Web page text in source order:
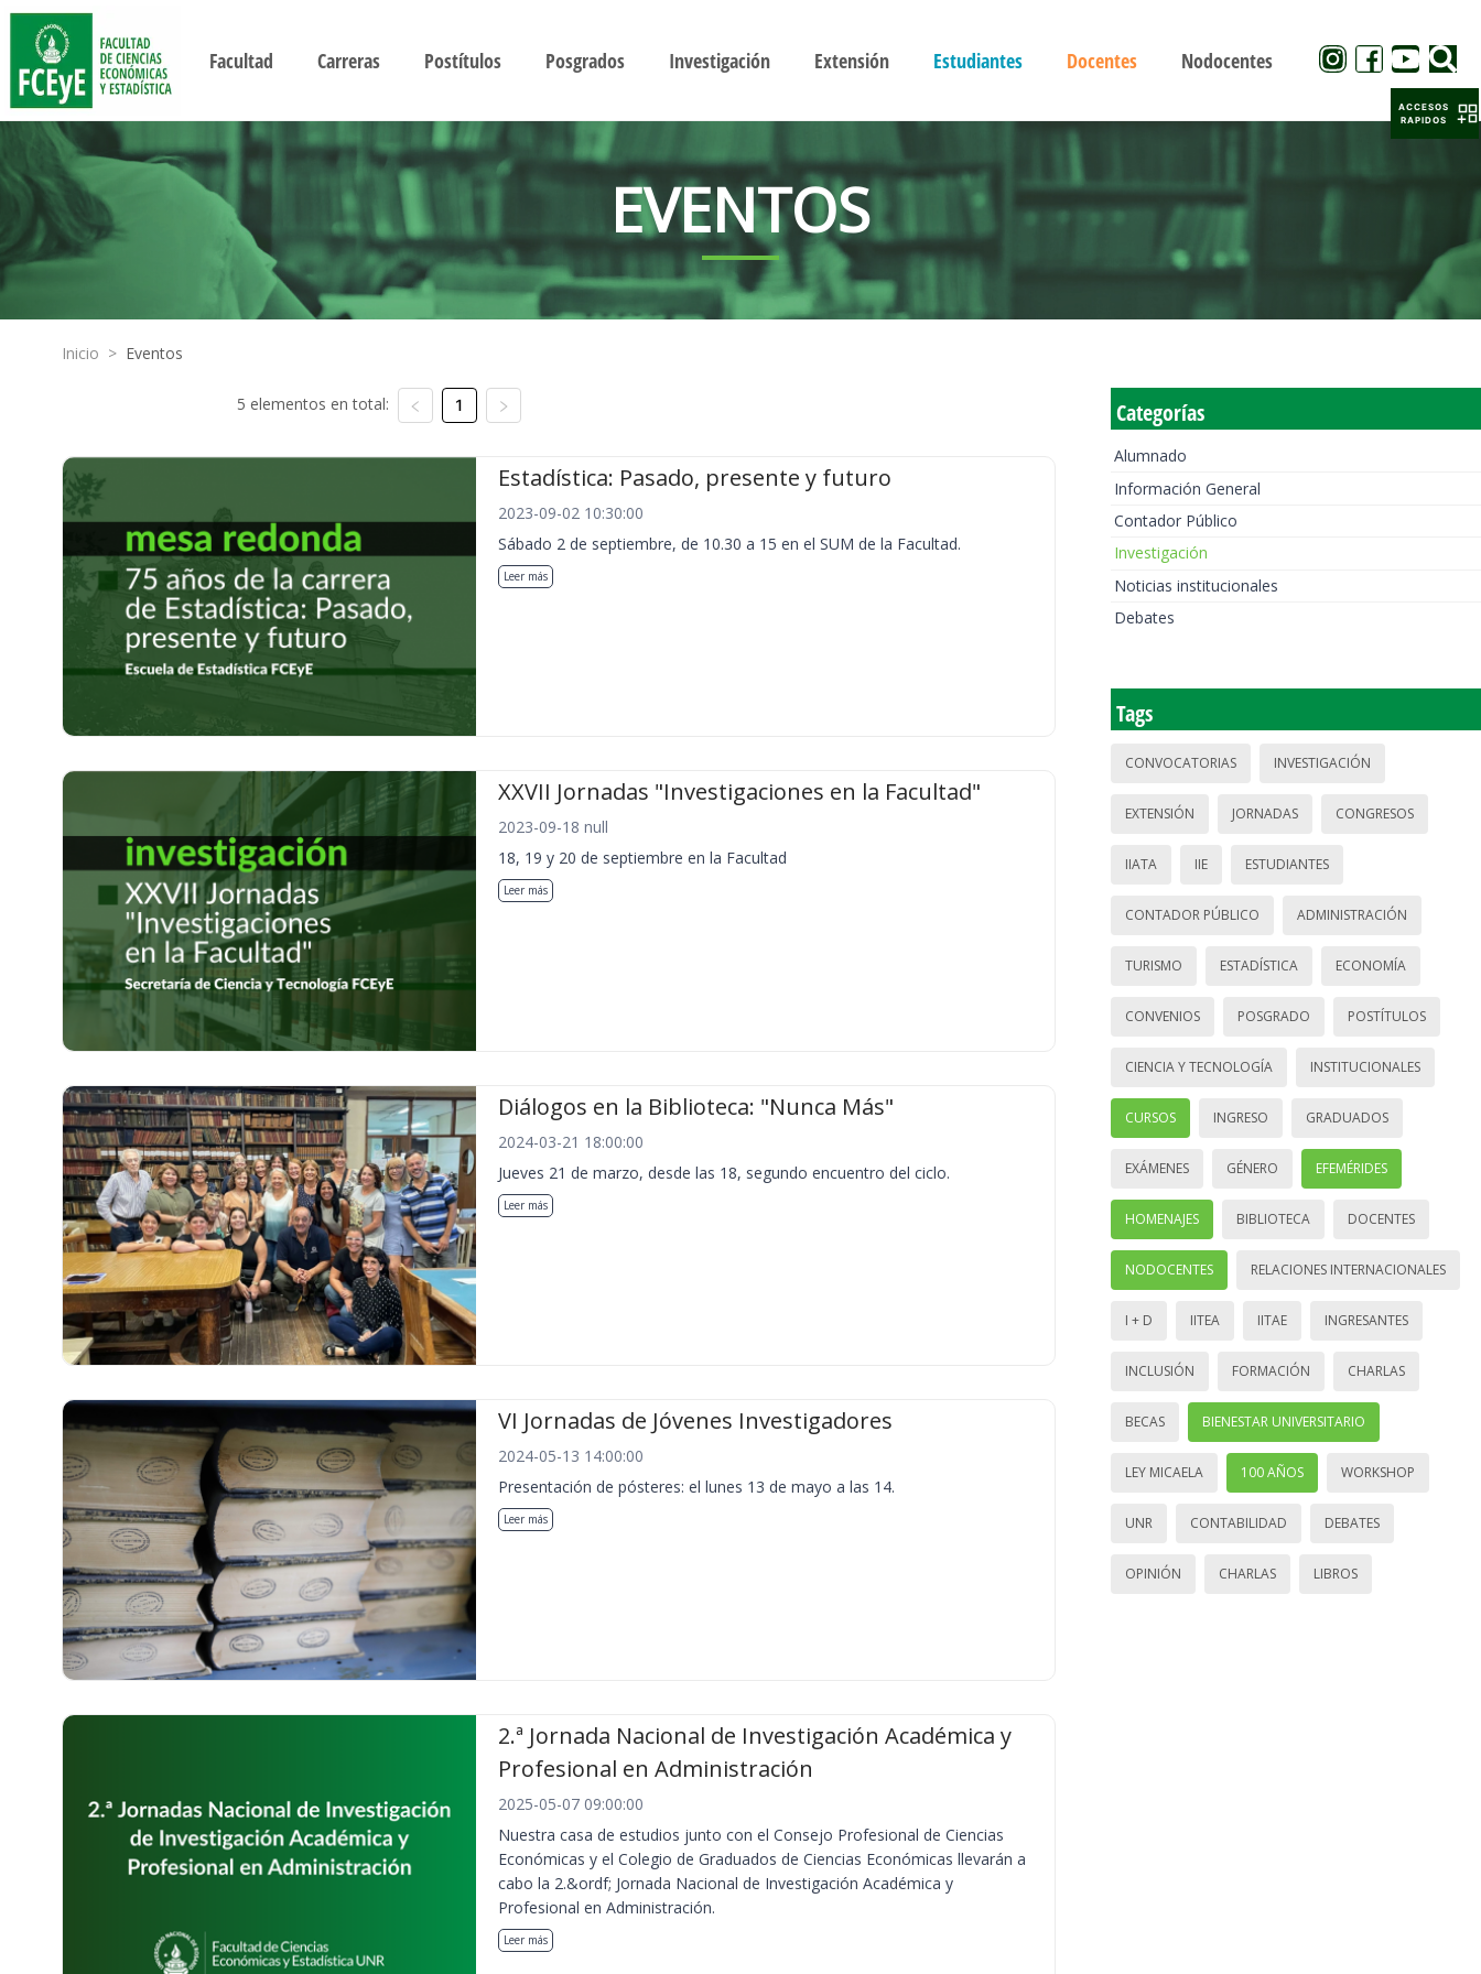
Facultad Carreras Postítulos Posgrados Investigación Extensión Estudiantes Docentes Nodocentes
EVENTOS
Inicio > Eventos
5 elementos en total: 1
Estadística: Pasado, presente y futuro
2023-09-02 10:30:00
Sábado 2 de septiembre, de 10.30 a 15 en el SUM de la Facultad.
Leer más
XXVII Jornadas "Investigaciones en la Facultad"
2023-09-18 null
18, 19 y 20 de septiembre en la Facultad
Leer más
Diálogos en la Biblioteca: "Nunca Más"
2024-03-21 18:00:00
Jueves 21 de marzo, desde las 18, segundo encuentro del ciclo.
Leer más
VI Jornadas de Jóvenes Investigadores
2024-05-13 14:00:00
Presentación de pósteres: el lunes 13 de mayo a las 14.
Leer más
2.ª Jornada Nacional de Investigación Académica y
Profesional en Administración
2025-05-07 09:00:00
Nuestra casa de estudios junto con el Consejo Profesional de Ciencias
Económicas y el Colegio de Graduados de Ciencias Económicas llevarán a
cabo la 2.&ordf; Jornada Nacional de Investigación Académica y
Profesional en Administración.
Leer más
Categorías
Alumnado
Información General
Contador Público
Investigación
Noticias institucionales
Debates
Tags
CONVOCATORIAS INVESTIGACIÓN
EXTENSIÓN JORNADAS CONGRESOS
IIATA IIE ESTUDIANTES
CONTADOR PÚBLICO ADMINISTRACIÓN
TURISMO ESTADÍSTICA ECONOMÍA
CONVENIOS POSGRADO POSTÍTULOS
CIENCIA Y TECNOLOGÍA INSTITUCIONALES
CURSOS INGRESO GRADUADOS
EXÁMENES GÉNERO EFEMÉRIDES
HOMENAJES BIBLIOTECA DOCENTES
NODOCENTES RELACIONES INTERNACIONALES
I + D IITEA IITAE INGRESANTES
INCLUSIÓN FORMACIÓN CHARLAS
BECAS BIENESTAR UNIVERSITARIO
LEY MICAELA 100 AÑOS WORKSHOP
UNR CONTABILIDAD DEBATES
OPINIÓN CHARLAS LIBROS
ACCESOS
RAPIDOS